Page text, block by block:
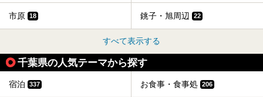
市原 18 銚子・旭周辺 22
すべて表示する
千葉県の人気テーマから探す
宿泊 337 お食事・食事処 206